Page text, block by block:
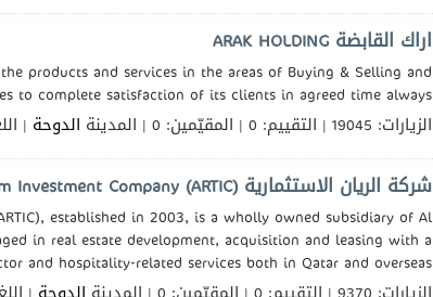
اراك القابضة ARAK HOLDING
products and services in the areas of Buying & Selling and
to complete satisfaction of its clients in agreed time always.
الزيارات: 19045 | التقييم: 0 | المقيّمين: 0 | المدينة
الدوحة |
شركة الريان الاستثمارية Al Rayyan Tourism Investment Company (ARTIC)
established in 2003, is a wholly owned subsidiary of Al
in real estate development, acquisition and leasing with a
and hospitality-related services both in Qatar and overseas.